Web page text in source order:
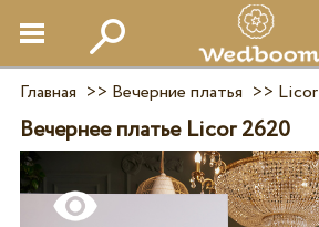
Главная >> Вечерние платья >> Licor
Вечернее платье Licor 2620